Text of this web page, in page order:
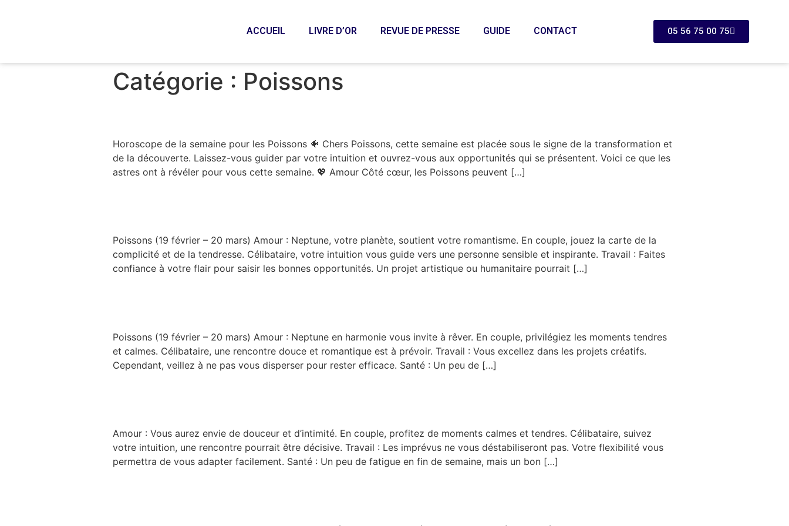
ACCUEIL LIVRE D’OR REVUE DE PRESSE GUIDE CONTACT 05 56 75 00 75
Catégorie : Poissons
Horoscope de la semaine pour les Poissons 🐠 Chers Poissons, cette semaine est placée sous le signe de la transformation et
de la découverte. Laissez-vous guider par votre intuition et ouvrez-vous aux opportunités qui se présentent. Voici ce que les
astres ont à révéler pour vous cette semaine. 💖 Amour Côté cœur, les Poissons peuvent […]
Poissons (19 février – 20 mars) Amour : Neptune, votre planète, soutient votre romantisme. En couple, jouez la carte de la
complicité et de la tendresse. Célibataire, votre intuition vous guide vers une personne sensible et inspirante. Travail : Faites
confiance à votre flair pour saisir les bonnes opportunités. Un projet artistique ou humanitaire pourrait […]
Poissons (19 février – 20 mars) Amour : Neptune en harmonie vous invite à rêver. En couple, privilégiez les moments tendres
et calmes. Célibataire, une rencontre douce et romantique est à prévoir. Travail : Vous excellez dans les projets créatifs.
Cependant, veillez à ne pas vous disperser pour rester efficace. Santé : Un peu de […]
Amour : Vous aurez envie de douceur et d’intimité. En couple, profitez de moments calmes et tendres. Célibataire, suivez
votre intuition, une rencontre pourrait être décisive. Travail : Les imprévus ne vous déstabiliseront pas. Votre flexibilité vous
permettra de vous adapter facilement. Santé : Un peu de fatigue en fin de semaine, mais un bon […]